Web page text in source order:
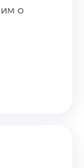
о